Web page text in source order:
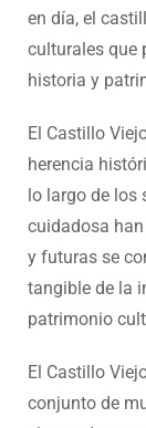
en día, el
culturales que
historia y
El Castillo
herencia
lo largo de los
cuidadosa
y futuras se
tangible de la
patrimonio
El Castillo
conjunto de